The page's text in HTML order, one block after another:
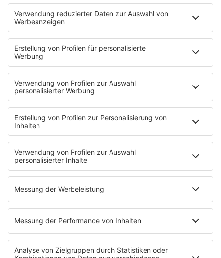
Deutschpop
Deutsche Liebeslieder
PODCASTS
Mit den Waffeln einer Frau
Frühstück bei Barbara
Brave & One
NotAufnahme
"Bewerbung und Karriere"
Aber bitte mit Schlager
Erdbeerkäse
Fitness mit M.A.R.K
Glück in Worten
Todesursache
Niemand muss ein Promi sein
PROGRAMM
Mit den Waffeln einer Frau
SERVICE